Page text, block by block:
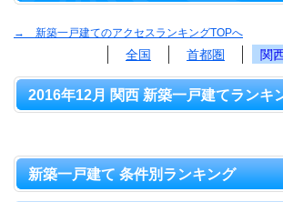
→ 新築一戸建てのアクセスランキングTOPへ
全国 首都圏 関
2016年12月 関西 新築一戸建てランキ
新築一戸建て 条件別ランキング